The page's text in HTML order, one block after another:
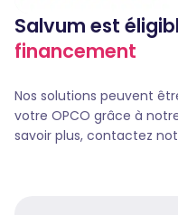
Salvum est
financement
Nos solutions peuvent
votre OPCO grâce à
savoir plus, contactez